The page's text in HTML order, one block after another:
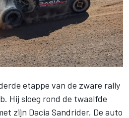
etappe van de zware rally
. Hij sloeg rond de twaalfde
zijn Dacia Sandrider. De auto